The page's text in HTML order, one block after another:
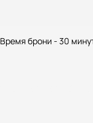
Время брони - 30